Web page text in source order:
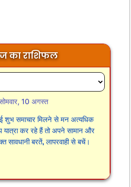
का राशिफल
10 अगस्त
शुभ समाचार मिलने से मन अत्यधिक
यात्रा कर रहे हैं तो अपने सामान और
सावधानी बरतें, लापरवाही से बचें।